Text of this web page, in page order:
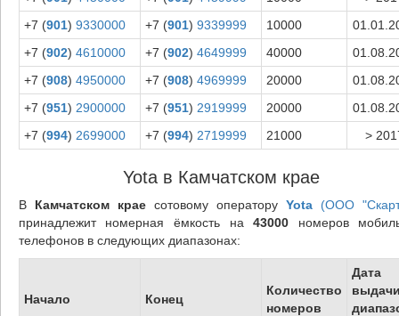
+7 (901) 9330000 +7 (901) 9339999 10000
+7 (902) 4610000 +7 (902) 4649999 40000
+7 (908) 4950000 +7 (908) 4969999 20000
+7 (951) 2900000 +7 (951) 2919999 20000
+7 (994) 2699000 +7 (994) 2719999 21000 >
Yota в Камчатском крае
В Камчатском краесотовому операторуYota (ООО
принадлежит номерная ёмкость на43000 номеров
телефонов в следующих диапазонах:
Начало Конец
Количество
номеров
Дата